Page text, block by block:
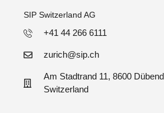
SIP Switzerland AG
+41 44 266 6111
zurich@sip.ch
Am Stadtrand 11, 8600
Switzerland